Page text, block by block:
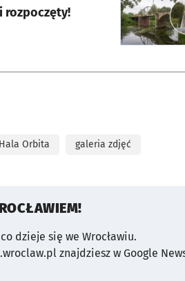
rozpoczęty!
Hala Orbita galeria zdjęć
dzieje się we Wrocławiu.
znajdziesz w Google